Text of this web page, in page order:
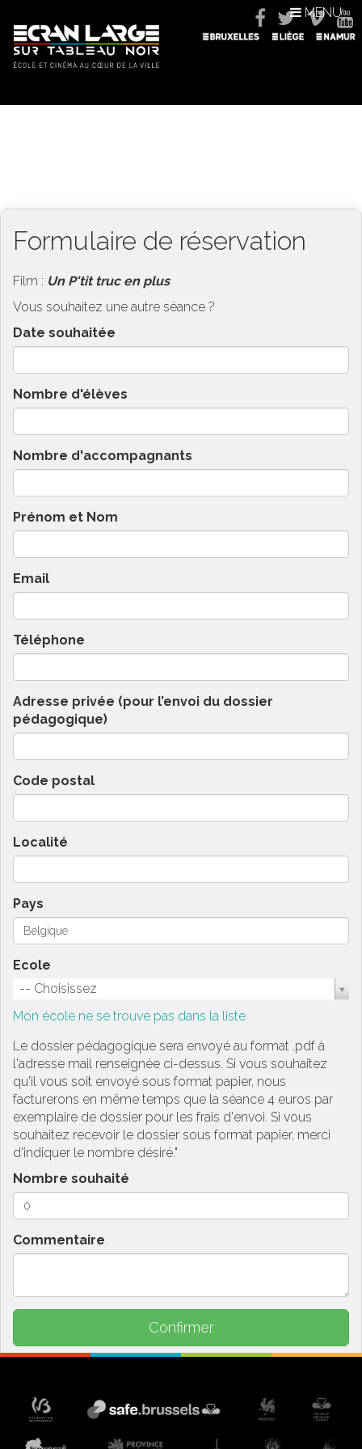
MENU
Formulaire de réservation
Film : Un P'tit truc en plus
Vous souhaitez une autre séance ?
Date souhaitée
Nombre d'élèves
Nombre d'accompagnants
Prénom et Nom
Email
Téléphone
Adresse privée (pour l’envoi du dossier
pédagogique)
Code postal
Localité
Pays
Ecole
-- Choisissez
Mon école ne se trouve pas dans la liste
Le dossier pédagogique sera envoyé au format .pdf à
l'adresse mail renseignée ci-dessus. Si vous souhaitez
qu'il vous soit envoyé sous format papier, nous
facturerons en même temps que la séance 4 euros par
exemplaire de dossier pour les frais d'envoi. Si vous
souhaitez recevoir le dossier sous format papier, merci
d'indiquer le nombre désiré."
Nombre souhaité
Commentaire
Confirmer